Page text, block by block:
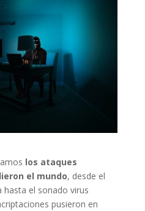
los ataques
el mundo, desde el
hasta el sonado virus
pusieron en